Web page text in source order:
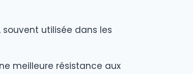
utilisée dans les
meilleure résistance aux